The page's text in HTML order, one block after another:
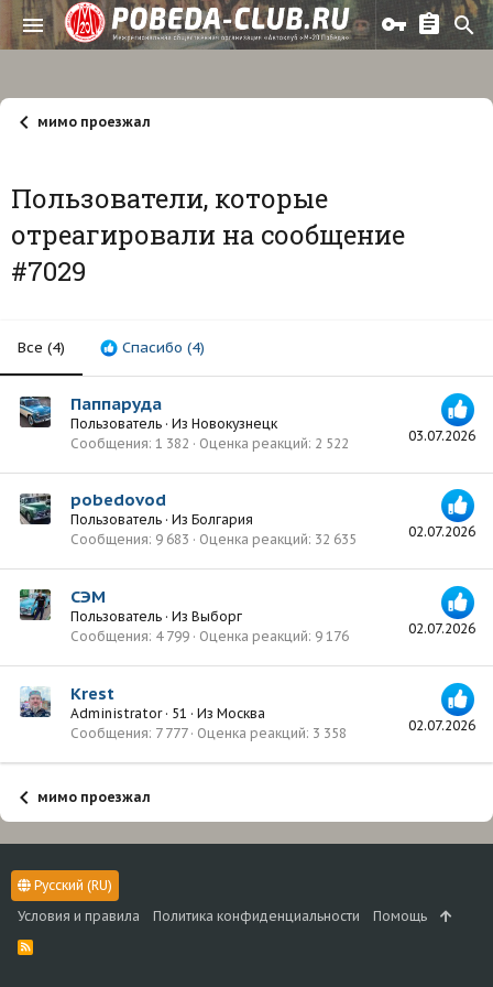
мимо проезжал
Пользователи, которые
отреагировали на сообщение
#7029
Все (4) Спасибо (4)
03.07.2026
Паппаруда
Пользователь · Из Новокузнецк
Сообщения 1 382 Оценка реакций 2 522
02.07.2026
pobedovod
Пользователь · Из Болгария
Сообщения 9 683 Оценка реакций 32 635
02.07.2026
СЭМ
Пользователь · Из Выборг
Сообщения 4 799 Оценка реакций 9 176
02.07.2026
Krest
Administrator · 51 · Из Москва
Сообщения 7 777 Оценка реакций 3 358
мимо проезжал
Русский (RU)
Условия и правила
Политика конфиденциальности Помощь
R
S